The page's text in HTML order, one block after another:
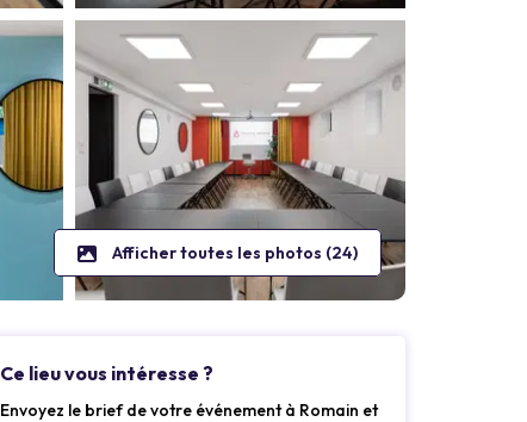
Afficher toutes les photos (24)
Ce lieu vous intéresse ?
Envoyez le brief de votre événement à Romain et